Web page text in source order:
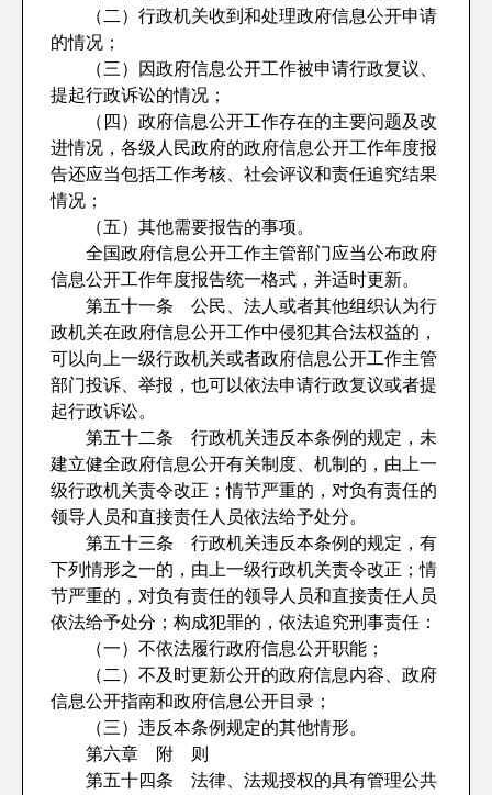
（二）行政机关收到和处理政府信息公开申请
的情况；
（三）因政府信息公开工作被申请行政复议、
提起行政诉讼的情况；
（四）政府信息公开工作存在的主要问题及改
进情况，各级人民政府的政府信息公开工作年度报
告还应当包括工作考核、社会评议和责任追究结果
情况；
（五）其他需要报告的事项。
全国政府信息公开工作主管部门应当公布政府
信息公开工作年度报告统一格式，并适时更新。
第五十一条 公民、法人或者其他组织认为行
政机关在政府信息公开工作中侵犯其合法权益的，
可以向上一级行政机关或者政府信息公开工作主管
部门投诉、举报，也可以依法申请行政复议或者提
起行政诉讼。
第五十二条 行政机关违反本条例的规定，未
建立健全政府信息公开有关制度、机制的，由上一
级行政机关责令改正；情节严重的，对负有责任的
领导人员和直接责任人员依法给予处分。
第五十三条 行政机关违反本条例的规定，有
下列情形之一的，由上一级行政机关责令改正；情
节严重的，对负有责任的领导人员和直接责任人员
依法给予处分；构成犯罪的，依法追究刑事责任：
（一）不依法履行政府信息公开职能；
（二）不及时更新公开的政府信息内容、政府
信息公开指南和政府信息公开目录；
（三）违反本条例规定的其他情形。
第六章 附 则
第五十四条 法律、法规授权的具有管理公共